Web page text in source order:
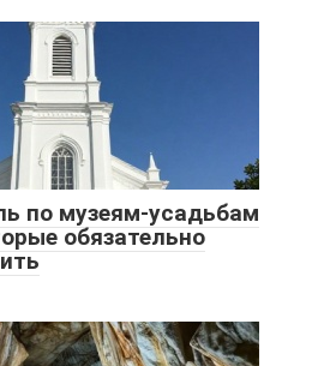
по музеям-усадьбам
обязательно